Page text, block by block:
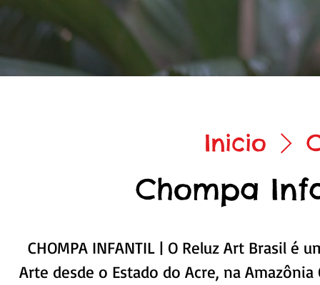
Inicio
Chompa
CHOMPA INFANTIL | O Reluz Art Brasil é
Arte desde o Estado do Acre, na